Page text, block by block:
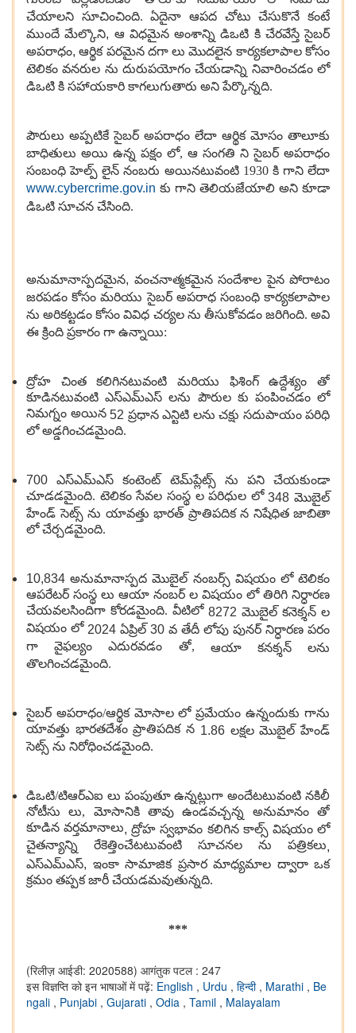
చేయాలని సూచించింది. ఏదైనా ఆపద చోటు చేసుకొనే కంటే
ముందే మేల్కొని, ఆ విధమైన అంశాన్ని డిఒటి కి చేరవేస్తే సైబర్
అపరాధం,ఆర్థిక పరమైన దగా లు మొదలైన కార్యకలాపాల కోసం
టెలికం వనరుల ను దురుపయోగం చేయడాన్ని నివారించడం లో
డిఒటి కి సహాయకారి కాగలుగుతారు అని పేర్కొన్నది.
పౌరులు అప్పటికే సైబర్ అపరాధం లేదా ఆర్థిక మోసం తాలూకు
బాధితులు అయి ఉన్న పక్షం లో, ఆ సంగతి ని సైబర్ అపరాధం
సంబంధి హెల్ప్ లైన్ నంబరు అయినటువంటి 1930 కి గాని లేదా
www.cybercrime.gov.in కు గాని తెలియజేయాలి అని కూడా
డిఒటి సూచన చేసింది.
అనుమానాస్పదమైన, వంచనాత్మకమైన సందేశాల పైన పోరాటం
జరపడం కోసం మరియు సైబర్ అపరాధ సంబంధి కార్యకలాపాల
ను అరికట్టడం కోసం వివిధ చర్యల ను తీసుకోవడం జరిగింది. అవి
ఈ క్రింది ప్రకారం గా ఉన్నాయి:
ద్రోహ చింత కలిగినటువంటి మరియు ఫిశింగ్ ఉద్దేశ్యం తో
కూడినటువంటి ఎస్ఎమ్ఎస్ లను పౌరుల కు పంపించడం లో
నిమగ్నం అయిన 52 ప్రధాన ఎన్టిటి లను చక్షు సదుపాయం పరిధి
లో అడ్డగించడమైంది.
700 ఎస్ఎమ్ఎస్ కంటెంట్ టెమ్‌ప్లేట్స్ ను పని చేయకుండా
చూడడమైంది. టెలికం సేవల సంస్థ ల పరిధుల లో348 మొబైల్
హేండ్ సెట్స్ ను యావత్తు భారత్ ప్రాతిపదిక న నిషేధిత జాబితా
లో చేర్చడమైంది.
10,834అనుమానాస్పద మొబైల్ నంబర్స్ విషయం లో టెలికం
ఆపరేటర్ సంస్థ లు ఆయా నంబర్ ల విషయం లో తిరిగి నిర్ధారణ
చేయవలసిందిగా కోరడమైంది. వీటిలో 8272 మొబైల్ కనెక్శన్ ల
విషయం లో 2024 ఏప్రిల్ 30 వ తేదీ లోపు పునర్ నిర్ధారణ పరం
గా వైఫల్యం ఎదురవడం తో, ఆయా కనక్శన్ లను
తొలగించడమైంది.
సైబర్ అపరాధం/ఆర్థిక మోసాల లో ప్రమేయం ఉన్నందుకు గాను
యావత్తు భారతదేశం ప్రాతిపదిక న 1.86 లక్షల మొబైల్ హేండ్
సెట్స్ ను నిరోధించడమైంది.
డిఒటి/టిఆర్ఎఐ లు పంపుతూ ఉన్నట్లుగా అందేటటువంటి నకిలీ
నోటీసు లు, మోసానికి తావు ఉండవచ్చన్న అనుమానం తో
కూడిన వర్తమానాలు,ద్రోహ స్వభావం కలిగిన కాల్స్ విషయం లో
చైతన్యాన్ని రేకెత్తించేటటువంటి సూచనల ను పత్రికలు,
ఎస్ఎమ్ఎస్, ఇంకా సామాజిక ప్రసార మాధ్యమాల ద్వారా ఒక
క్రమం తప్పక జారీ చేయడమవుతున్నది.
***
(रिलीज़ आईडी: 2020588) आगंतुक पटल : 247
इस विज्ञप्ति को इन भाषाओं में पढ़ें: English , Urdu , हिन्दी , Marathi , Be
ngali , Punjabi , Gujarati , Odia , Tamil , Malayalam